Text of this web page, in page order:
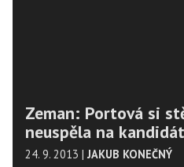
Zeman: Portová si
neuspěla na
24. 9. 2013 | JAKUB KONEČNÝ